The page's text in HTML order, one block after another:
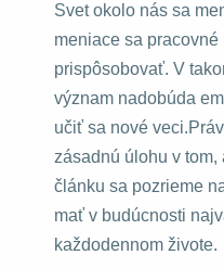
Svet okolo nás sa
meniace sa
prispôsobovať. V
význam nadobúda
učiť sa nové
zásadnú úlohu v
článku sa pozrieme
mať v budúcnosti
každodennom živote.
webovej
stránky na
základe
spôsobu
používania
webovej
stránky.
Používateľská
spokojnosť
Aby naša